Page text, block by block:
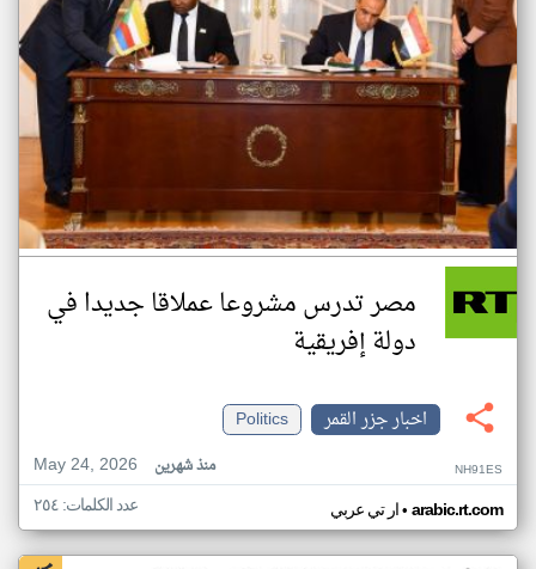
مصر تدرس مشروعا عملاقا جديدا في
دولة إفريقية
اخبار جزر القمر
Politics
May 24, 2026
منذ شهرين NH91ES
ار تي عربي• arabic.rt.com عدد الكلمات: ٢٥٤